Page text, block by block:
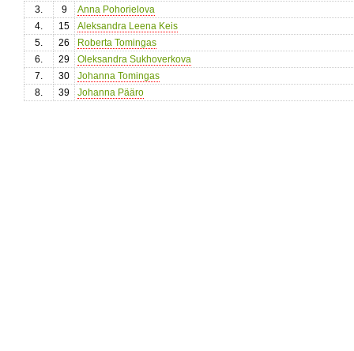
3.
9
Anna Pohorielova
4.
15
Aleksandra Leena Keis
5.
26
Roberta Tomingas
6.
29
Oleksandra Sukhoverkova
7.
30
Johanna Tomingas
8.
39 Johanna Pääro